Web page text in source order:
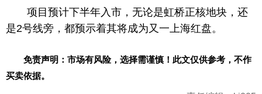
项目预计下半年入市，无论是虹桥正核地块，还
是2号线旁，都预示着其将成为又一上海红盘。
免责声明：市场有风险，选择需谨慎！此文仅供参考，不作
买卖依据。